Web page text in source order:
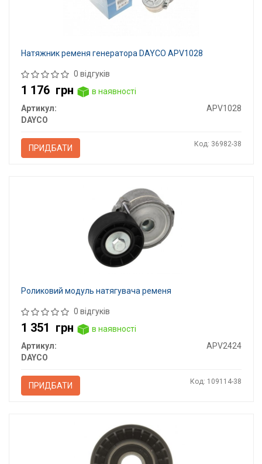
Натяжник ременя генератора DAYCO APV1028
0 відгуків
1 176 грн
в наявності
Артикул:
APV1028
DAYCO
ПРИДБАТИ Код: 36982-38
Роликовий модуль натягувача ременя
0 відгуків
1 351 грн
в наявності
Артикул:
APV2424
DAYCO
ПРИДБАТИ Код: 109114-38